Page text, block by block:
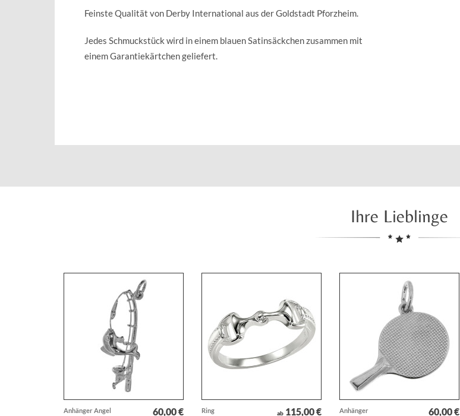
Feinste Qualität von Derby International aus der Goldstadt Pforzheim.
Jedes Schmuckstück wird in einem blauen Satinsäckchen zusammen mit
einem Garantiekärtchen geliefert.
Ihre Lieblinge
Anhänger Angel
60,00 €
Ring
ab 115,00 €
Anhänger
60,00 €